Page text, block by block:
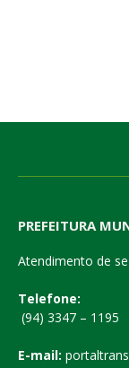
PREFEITURA
Atendimento de
Telefone:
(94) 3347 – 1195
E-mail: